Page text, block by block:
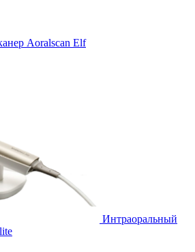
Aoralscan Elf
Интраоральный